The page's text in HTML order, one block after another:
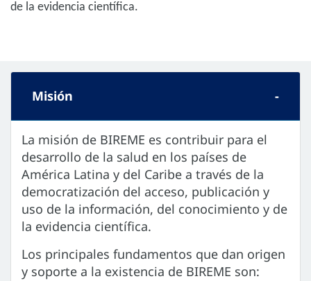
de la evidencia científica.
Misión
La misión de BIREME es contribuir para el
desarrollo de la salud en los países de
América Latina y del Caribe a través de la
democratización del acceso, publicación y
uso de la información, del conocimiento y de
la evidencia científica.
Los principales fundamentos que dan origen
y soporte a la existencia de BIREME son: